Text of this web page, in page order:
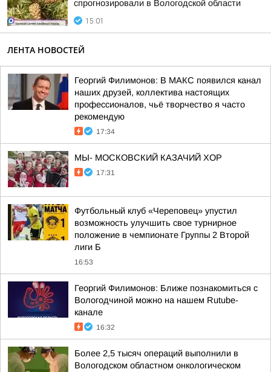
спрогнозировали в Вологодской области
15:01
ЛЕНТА НОВОСТЕЙ
Георгий Филимонов: В МАКС появился канал
наших друзей, коллектива настоящих
профессионалов, чьё творчество я часто
рекомендую
17:34
МЫ- МОСКОВСКИЙ КАЗАЧИЙ ХОР
17:31
Футбольный клуб «Череповец» упустил
возможность улучшить свое турнирное
положение в чемпионате Группы 2 Второй
лиги Б
16:53
Георгий Филимонов: Ближе познакомиться с
Вологодчиной можно на нашем Rutube-
канале
16:32
Более 2,5 тысяч операций выполнили в
Вологодском областном онкологическом